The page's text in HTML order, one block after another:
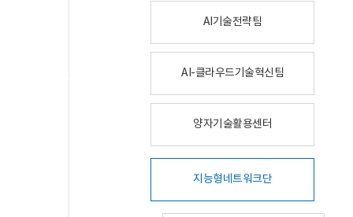
AI기술전략팀
AI-클라우드기술혁신팀
양자기술활용센터
지능형네트워크단